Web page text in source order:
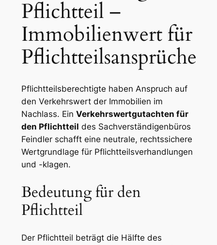
Pflichtteil –
Immobilienwert für
Pflichtteilsansprüche
Pflichtteilsberechtigte haben Anspruch auf
den Verkehrswert der Immobilien im
Nachlass. Ein Verkehrswertgutachten für
den Pflichtteil des Sachverständigenbüros
Feindler schafft eine neutrale, rechtssichere
Wertgrundlage für Pflichtteilsverhandlungen
und -klagen.
Bedeutung für den
Pflichtteil
Der Pflichtteil beträgt die Hälfte des